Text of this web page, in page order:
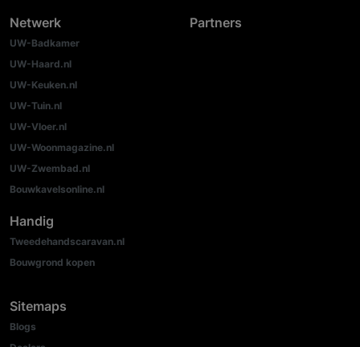
Netwerk
UW-Badkamer
UW-Haard.nl
UW-Keuken.nl
UW-Tuin.nl
UW-Vloer.nl
UW-Woonmagazine.nl
UW-Zwembad.nl
Bouwkavelsonline.nl
Partners
Handig
Tweedehandscaravan.nl
Bouwgrond kopen
Sitemaps
Blogs